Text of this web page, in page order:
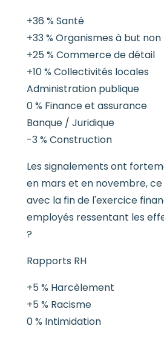
+36 % Santé
+33 % Organismes à but
+25 % Commerce de détail
+10 % Collectivités locales
Administration publique
0 % Finance et assurance
Banque / Juridique
-3 % Construction
Les signalements ont
en mars et en novembre,
avec la fin de l'exercice
employés ressentant les
?
Rapports RH
+5 % Harcèlement
+5 % Racisme
0 % Intimidation